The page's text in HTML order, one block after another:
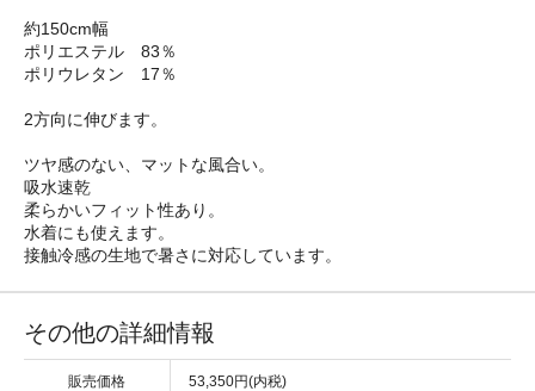
約150cm幅
ポリエステル 83％
ポリウレタン 17％
2方向に伸びます。
ツヤ感のない、マットな風合い。
吸水速乾
柔らかいフィット性あり。
水着にも使えます。
接触冷感の生地で暑さに対応しています。
その他の詳細情報
販売価格 53,350円(内税)